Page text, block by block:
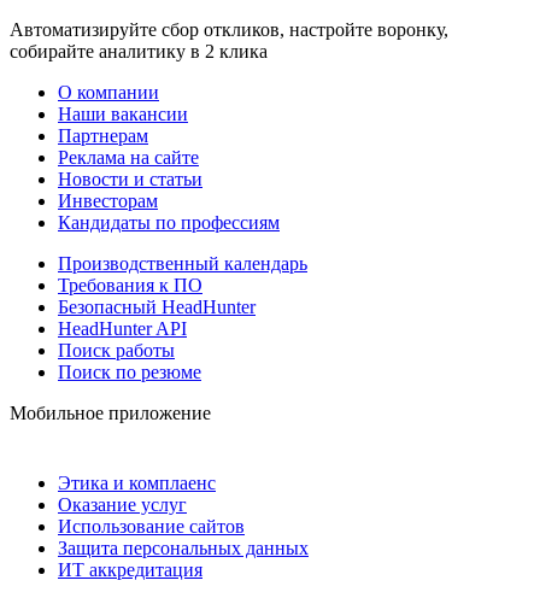
Автоматизируйте сбор откликов, настройте воронку,
собирайте аналитику в 2 клика
О компании
Наши вакансии
Партнерам
Реклама на сайте
Новости и статьи
Инвесторам
Кандидаты по профессиям
Производственный календарь
Требования к ПО
Безопасный HeadHunter
HeadHunter API
Поиск работы
Поиск по резюме
Мобильное приложение
Этика и комплаенс
Оказание услуг
Использование сайтов
Защита персональных данных
ИТ аккредитация